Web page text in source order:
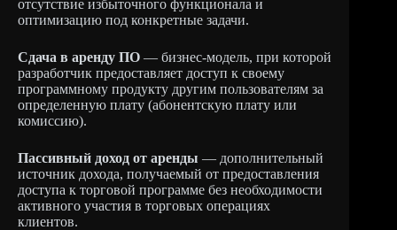
отсутствие избыточного функционала и
оптимизацию под конкретные задачи.
Сдача в аренду ПО — бизнес-модель, при которой
разработчик предоставляет доступ к своему
программному продукту другим пользователям за
определенную плату (абонентскую плату или
комиссию).
Пассивный доход от аренды — дополнительный
источник дохода, получаемый от предоставления
доступа к торговой программе без необходимости
активного участия в торговых операциях
клиентов.